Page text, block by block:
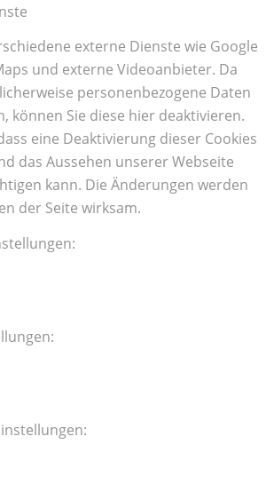
externe Dienste wie Google
und externe Videoanbieter. Da
personenbezogene Daten
können Sie diese hier deaktivieren.
eine Deaktivierung dieser Cookies
das Aussehen unserer Webseite
kann. Die Änderungen werden
der Seite wirksam.